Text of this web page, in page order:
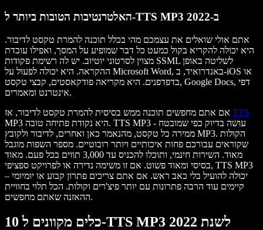
האלטרנטיבות הטובות ביותר ל-TTS MP3 ב-2022
אתם אולי שואלים את עצמכם מהי בכלל תוכנה להמרת טקסט לדיבור.
היא יכולה להקריא בקול כמעט כל דבר שמופיע על המסך, ואפילו עובדת
מצוין לסרטוני יוטיוב. יש לה רשימת פקודות SSML לשליטה באופן
ההקראה. היא יכולה לפעול על Microsoft Word, באנדרואיד, ב-iOS או
בדפדפנים. היא מקריאה פודקאסטים, קבצי טקסט, Google Docs, דפי
אינטרנט ומאמרים.
TTS
MP3 היא נקודת פתיחה טובה. TTS MP3 עושה בדיוק כפי שמובטח -
ממירה כל טקסט, מהנאמר כאן ואחרים, לדיבור ולקובץ MP3. הקולות
שקוראים עבורכם פחות איכותיים ויותר רובוטיים. מספר השפות מוגבל
מאוד. השירות חינמי, ותוכלו להכניס עד 3,000 תווים בכל פעם. מאוד
בסיסי ומאוד פשוט. אם זו משימה נדירה או לפרויקט ספציפי, TTS MP3
יכולה להועיל בלי כאב ראש. אם אתם צריכים פתרון קבוע או יומיומי –
קיימים עוד הרבה פתרונות עם יותר פיצ'רים וקולות. הכל תלוי בחוויית
ההאזנה שאתם מחפשים.
10 כלים מקוונים ל-TTS MP3 לשנת 2022